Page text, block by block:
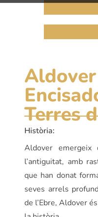
Terres
Història:
Aldover
l’antiguitat, amb
que han donat
seves arrels
de l’Ebre, Aldover